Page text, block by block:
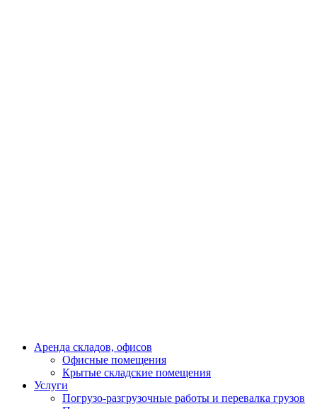
Аренда складов, офисов
Офисные помещения
Крытые складские помещения
Услуги
Погрузо-разгрузочные работы и перевалка грузов